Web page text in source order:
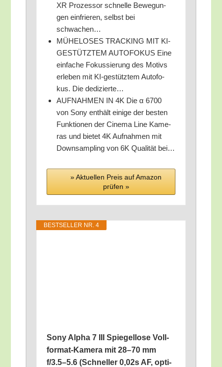
XR Pro­zes­sor schnel­le Bewe­gun­
gen ein­frie­ren, selbst bei
schwachen…
MÜHELOSES TRACKING MIT KI-
GESTÜTZTEM AUTOFOKUS Eine
ein­fa­che Fokus­sie­rung des Motivs
erle­ben mit KI-gestütz­tem Auto­fo­
kus. Die dedizierte…
AUFNAHMEN IN 4K Die α 6700
von Sony ent­hält eini­ge der bes­ten
Funk­tio­nen der Cine­ma Line Kame­
ras und bie­tet 4K Auf­nah­men mit
Down­sam­pling von 6K Qua­li­tät bei…
» Aktu­el­len Preis auf Ama­zon
prü­fen »
BEST­SEL­LER NR. 4
Sony Alpha 7 III Spie­gel­lo­se Voll­
for­mat-Kame­ra mit 28–70 mm
f/3.5–5.6 (Schnel­ler 0,02s AF, opti­